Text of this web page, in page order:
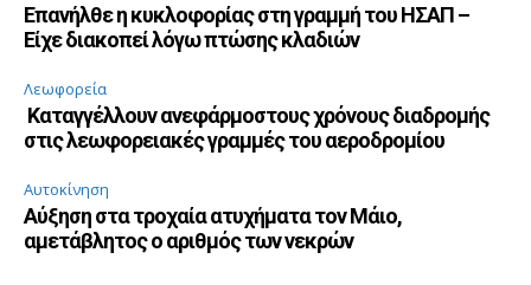
Επανήλθε η κυκλοφορίας στη γραμμή του ΗΣΑΠ –
Είχε διακοπεί λόγω πτώσης κλαδιών
Λεωφορεία
Καταγγέλλουν ανεφάρμοστους χρόνους διαδρομής
στις λεωφορειακές γραμμές του αεροδρομίου
Αυτοκίνηση
Αύξηση στα τροχαία ατυχήματα τον Μάιο,
αμετάβλητος ο αριθμός των νεκρών